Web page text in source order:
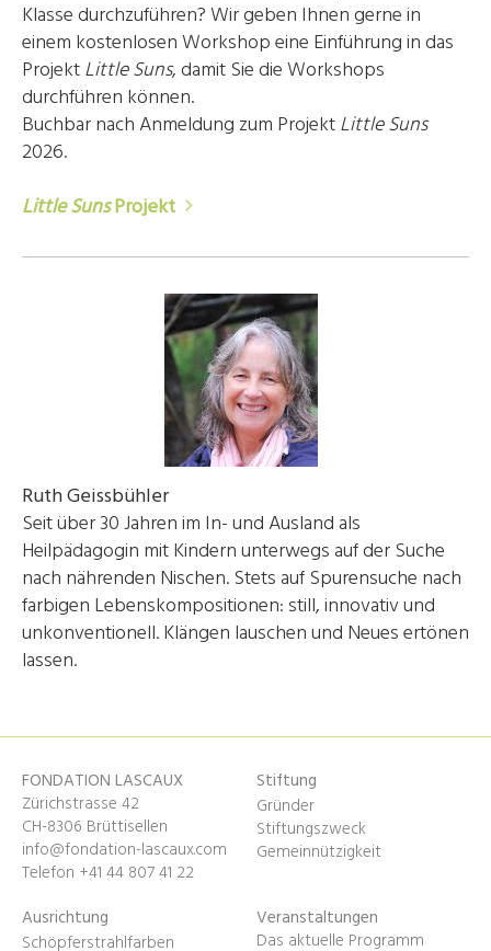
Klasse durchzuführen? Wir geben Ihnen gerne in
einem kostenlosen Workshop eine Einführung in das
ProjektLittle Suns, damit Sie die Workshops
durchführen können.
Buchbar nach Anmeldung zum ProjektLittle Suns
2026.
Little SunsProjekt
Ruth Geissbühler
Seit über 30 Jahren im In- und Ausland als
Heilpädagogin mit Kindern unterwegs auf der Suche
nach nährenden Nischen. Stets auf Spurensuche nach
farbigen Lebenskompositionen: still, innovativ und
unkonventionell. Klängen lauschen und Neues ertönen
lassen.
FONDATION LASCAUX
Zürichstrasse 42
CH-8306 Brüttisellen
info@fondation-lascaux.com
Telefon +41 44 807 41 22
Stiftung
Gründer
Stiftungszweck
Gemeinnützigkeit
Ausrichtung
Schöpferstrahlfarben
Veranstaltungen
Das aktuelle Programm